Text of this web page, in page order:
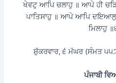
ਖੇਵਟੁ ਆਪਿ ਚਲਾਹੁ ॥ ਆਪੇ ਹੀ
ਪਾਤਿਸਾਹੁ ॥ ਆਪੇ ਆਪਿ ਦਇਆਲੁ
ਮਿਲਾਹੁ
ਸ਼ੁੱਕਰਵਾਰ, ੬ ਮੱਘਰ (ਸੰਮਤ
ਪੰਜਾਬੀ